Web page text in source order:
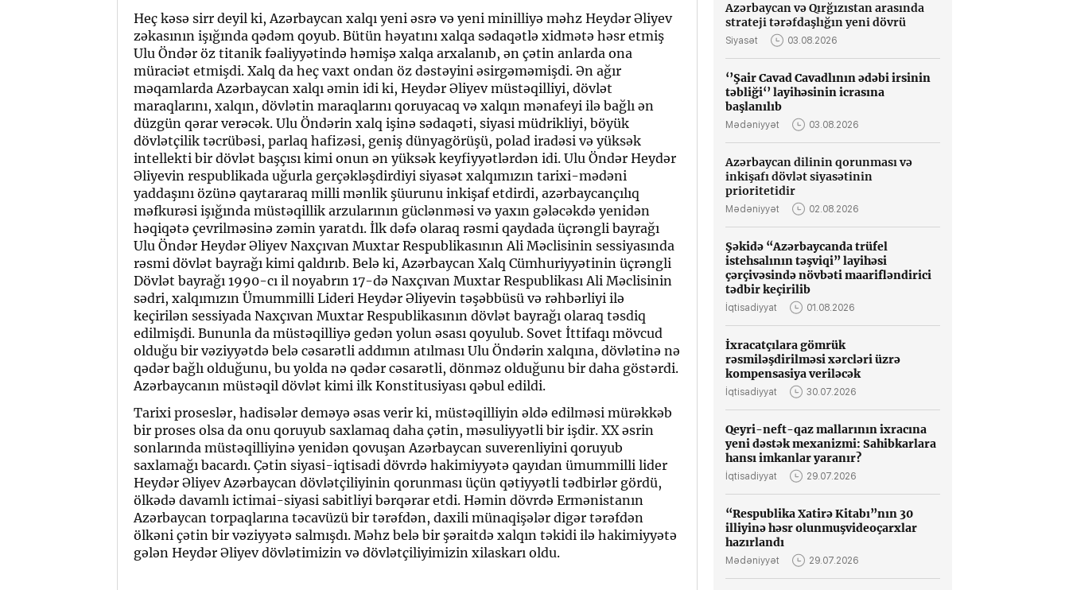
Heç kəsə sirr deyil ki, Azərbaycan xalqı yeni əsrə və yeni minilliyə məhz Heydər Əliyev
zəkasının işığında qədəm qoyub. Bütün həyatını xalqa sədaqətlə xidmətə həsr etmiş
Ulu Öndər öz titanik fəaliyyətində həmişə xalqa arxalanıb, ən çətin anlarda ona
müraciət etmişdi. Xalq da heç vaxt ondan öz dəstəyini əsirgəməmişdi. Ən ağır
məqamlarda Azərbaycan xalqı əmin idi ki, Heydər Əliyev müstəqilliyi, dövlət
maraqlarını, xalqın, dövlətin maraqlarını qoruyacaq və xalqın mənafeyi ilə bağlı ən
düzgün qərar verəcək. Ulu Öndərin xalq işinə sədaqəti, siyasi müdrikliyi, böyük
dövlətçilik təcrübəsi, parlaq hafizəsi, geniş dünyagörüşü, polad iradəsi və yüksək
intellekti bir dövlət başçısı kimi onun ən yüksək keyfiyyətlərdən idi. Ulu Öndər Heydər
Əliyevin respublikada uğurla gerçəkləşdirdiyi siyasət xalqımızın tarixi-mədəni
yaddaşını özünə qaytararaq milli mənlik şüurunu inkişaf etdirdi, azərbaycançılıq
məfkurəsi işığında müstəqillik arzularının güclənməsi və yaxın gələcəkdə yenidən
həqiqətə çevrilməsinə zəmin yaratdı. İlk dəfə olaraq rəsmi qaydada üçrəngli bayrağı
Ulu Öndər Heydər Əliyev Naxçıvan Muxtar Respublikasının Ali Məclisinin sessiyasında
rəsmi dövlət bayrağı kimi qaldırıb. Belə ki, Azərbaycan Xalq Cümhuriyyətinin üçrəngli
Dövlət bayrağı 1990-cı il noyabrın 17-də Naxçıvan Muxtar Respublikası Ali Məclisinin
sədri, xalqımızın Ümummilli Lideri Heydər Əliyevin təşəbbüsü və rəhbərliyi ilə
keçirilən sessiyada Naxçıvan Muxtar Respublikasının dövlət bayrağı olaraq təsdiq
edilmişdi. Bununla da müstəqilliyə gedən yolun əsası qoyulub. Sovet İttifaqı mövcud
olduğu bir vəziyyətdə belə cəsarətli addımın atılması Ulu Öndərin xalqına, dövlətinə nə
qədər bağlı olduğunu, bu yolda nə qədər cəsarətli, dönməz olduğunu bir daha göstərdi.
Azərbaycanın müstəqil dövlət kimi ilk Konstitusiyası qəbul edildi.
Tarixi proseslər, hadisələr deməyə əsas verir ki, müstəqilliyin əldə edilməsi mürəkkəb
bir proses olsa da onu qoruyub saxlamaq daha çətin, məsuliyyətli bir işdir. XX əsrin
sonlarında müstəqilliyinə yenidən qovuşan Azərbaycan suverenliyini qoruyub
saxlamağı bacardı. Çətin siyasi-iqtisadi dövrdə hakimiyyətə qayıdan ümummilli lider
Heydər Əliyev Azərbaycan dövlətçiliyinin qorunması üçün qətiyyətli tədbirlər gördü,
ölkədə davamlı ictimai-siyasi sabitliyi bərqərar etdi. Həmin dövrdə Ermənistanın
Azərbaycan torpaqlarına təcavüzü bir tərəfdən, daxili münaqişələr digər tərəfdən
ölkəni çətin bir vəziyyətə salmışdı. Məhz belə bir şəraitdə xalqın təkidi ilə hakimiyyətə
gələn Heydər Əliyev dövlətimizin və dövlətçiliyimizin xilaskarı oldu.
Azərbaycan və Qırğızıstan arasında
strateji tərəfdaşlığın yeni dövrü
Siyasət 03.08.2026
‘’Şair Cavad Cavadlının ədəbi irsinin
təbliği‘’ layihəsinin icrasına
başlanılıb
Mədəniyyət 03.08.2026
Azərbaycan dilinin qorunması və
inkişafı dövlət siyasətinin
prioritetidir
Mədəniyyət 02.08.2026
Şəkidə “Azərbaycanda trüfel
istehsalının təşviqi” layihəsi
çərçivəsində növbəti maarifləndirici
tədbir keçirilib
İqtisadiyyat 01.08.2026
İxracatçılara gömrük
rəsmiləşdirilməsi xərcləri üzrə
kompensasiya veriləcək
İqtisadiyyat 30.07.2026
Qeyri-neft-qaz mallarının ixracına
yeni dəstək mexanizmi: Sahibkarlara
hansı imkanlar yaranır?
İqtisadiyyat 29.07.2026
“Respublika Xatirə Kitabı”nın 30
illiyinə həsr olunmuşvideoçarxlar
hazırlandı
Mədəniyyət 29.07.2026